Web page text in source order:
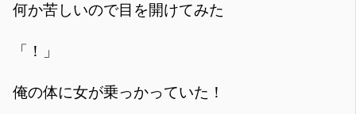
何か苦しいので目を開けてみた
「！」
俺の体に女が乗っかっていた！